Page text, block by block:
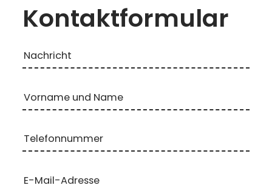
Kontaktformular
Nachricht
Vorname und Name
Telefonnummer
E-Mail-Adresse